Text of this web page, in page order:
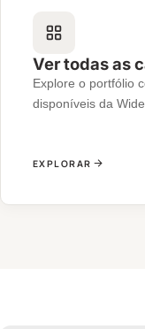
Ver todas as
Explore o portfólio
disponíveis da Wide
EXPLORAR